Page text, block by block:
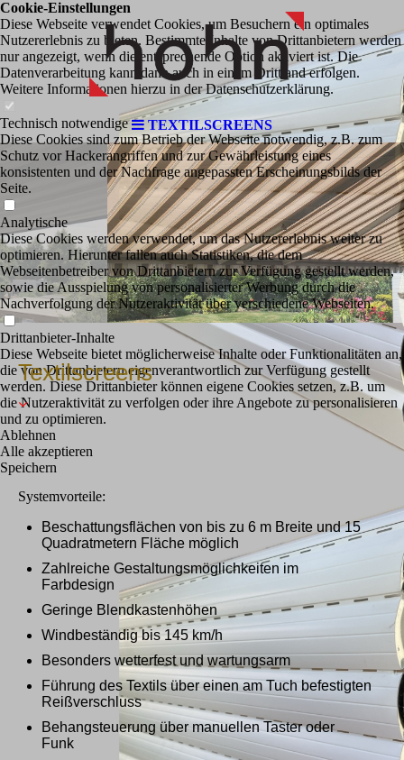
TEXTILSCREENS
Textilscreens
Systemvorteile:
Beschattungsflächen von bis zu 6 m Breite und 15
Quadratmetern Fläche möglich
Zahlreiche Gestaltungsmöglichkeiten im
Farbdesign
Geringe Blendkastenhöhen
Windbeständig bis 145 km/h
Besonders wetterfest und wartungsarm
Führung des Textils über einen am Tuch befestigten
Reißverschluss
Behangsteuerung über manuellen Taster oder
Funk
Cookie-Einstellungen
Diese Webseite verwendet Cookies, um Besuchern ein optimales
Nutzererlebnis zu bieten. Bestimmte Inhalte von Drittanbietern werden
nur angezeigt, wenn die entsprechende Option aktiviert ist. Die
Datenverarbeitung kann dann auch in einem Drittland erfolgen.
Weitere Informationen hierzu in der Datenschutzerklärung.
Technisch notwendige
Diese Cookies sind zum Betrieb der Webseite notwendig, z.B. zum
Schutz vor Hackerangriffen und zur Gewährleistung eines
konsistenten und der Nachfrage angepassten Erscheinungsbilds der
Seite.
Analytische
Diese Cookies werden verwendet, um das Nutzererlebnis weiter zu
optimieren. Hierunter fallen auch Statistiken, die dem
Webseitenbetreiber von Drittanbietern zur Verfügung gestellt werden,
sowie die Ausspielung von personalisierter Werbung durch die
Nachverfolgung der Nutzeraktivität über verschiedene Webseiten.
Drittanbieter-Inhalte
Diese Webseite bietet möglicherweise Inhalte oder Funktionalitäten an,
die von Drittanbietern eigenverantwortlich zur Verfügung gestellt
werden. Diese Drittanbieter können eigene Cookies setzen, z.B. um
die Nutzeraktivität zu verfolgen oder ihre Angebote zu personalisieren
und zu optimieren.
Ablehnen
Alle akzeptieren
Speichern